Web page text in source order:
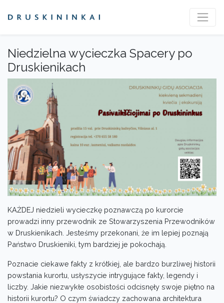
Niedzielna wycieczka Spacery po
Druskienikach
KAŻDEJ niedzieli wycieczkę poznawczą po kurorcie
prowadzi inny przewodnik ze Stowarzyszenia Przewodników
w Druskienikach. Jesteśmy przekonani, że im lepiej poznają
Państwo Druskieniki, tym bardziej je pokochają.
Poznacie ciekawe fakty z krótkiej, ale bardzo burzliwej historii
powstania kurortu, usłyszycie intrygujące fakty, legendy i
liczby. Jakie niezwykłe osobistości odcisnęły swoje piętno na
historii kurortu? O czym świadczy zachowana architektura